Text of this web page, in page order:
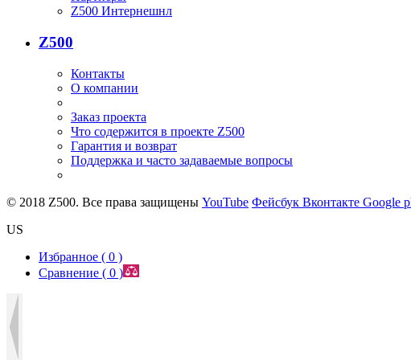
Z500 Интернешнл
Z500
Контакты
О компании
Заказ проекта
Что содержится в проекте Z500
Гарантия и возврат
Поддержка и часто задаваемые вопросы
© 2018 Z500. Все права защищены YouTube Фейсбук Вконтакте Google
US
Избранное ( 0 )
Сравнение ( 0 )